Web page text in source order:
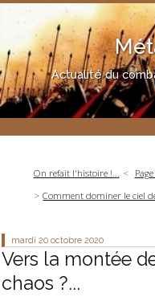
Actualité du
On refait l'histoire !...
Comment dominer le ciel
mardi 20 octobre 2020
Vers la montée
chaos ?...